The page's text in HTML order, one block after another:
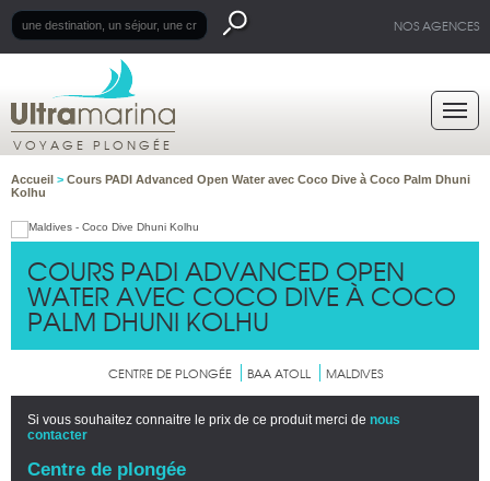
NOS AGENCES
VOYAGE PLONGÉE
Accueil > Cours PADI Advanced Open Water avec Coco Dive à Coco Palm Dhuni
Kolhu
COURS PADI ADVANCED OPEN
WATER AVEC COCO DIVE À COCO
PALM DHUNI KOLHU
CENTRE DE PLONGÉE BAA ATOLL MALDIVES
Si vous souhaitez connaitre le prix de ce produit merci de nous
contacter
Centre de plongée